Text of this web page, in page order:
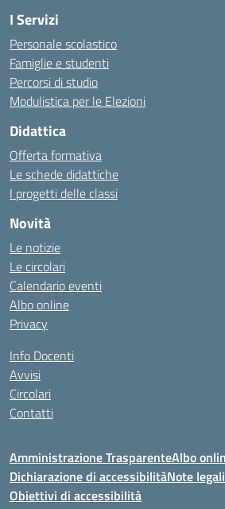
I Servizi
Personale scolastico
Famiglie e studenti
Percorsi di studio
Modulistica per le Elezioni
Didattica
Offerta formativa
Le schede didattiche
I progetti delle classi
Novità
Le notizie
Le circolari
Calendario eventi
Albo online
Privacy
Info Docenti
Avvisi
Circolari
Contatti
Amministrazione TrasparenteAlbo
Dichiarazione di accessibilitàNote legali
Obiettivi di accessibilità